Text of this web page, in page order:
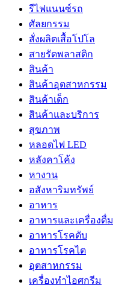
รีไฟแนนซ์รถ
ศัลยกรรม
สั่งผลิตเสื้อโปโล
สายรัดพลาสติก
สินค้า
สินค้าอุตสาหกรรม
สินค้าเด็ก
สินค้าและบริการ
สุขภาพ
หลอดไฟ LED
หลังคาโค้ง
หางาน
อสังหาริมทรัพย์
อาหาร
อาหารและเครื่องดื่ม
อาหารโรคตับ
อาหารโรคไต
อุตสาหกรรม
เครื่องทำไอศกรีม